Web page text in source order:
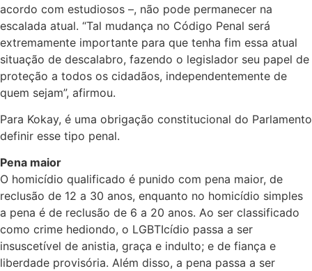
acordo com estudiosos –, não pode permanecer na
escalada atual. “Tal mudança no Código Penal será
extremamente importante para que tenha fim essa atual
situação de descalabro, fazendo o legislador seu papel de
proteção a todos os cidadãos, independentemente de
quem sejam”, afirmou.
Para Kokay, é uma obrigação constitucional do Parlamento
definir esse tipo penal.
Pena maior
O homicídio qualificado é punido com pena maior, de
reclusão de 12 a 30 anos, enquanto no homicídio simples
a pena é de reclusão de 6 a 20 anos. Ao ser classificado
como crime hediondo, o LGBTIcídio passa a ser
insuscetível de anistia, graça e indulto; e de fiança e
liberdade provisória. Além disso, a pena passa a ser